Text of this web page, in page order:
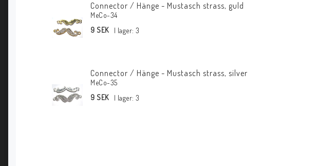
Connector / Hänge - Mustasch strass, guld
MeCo-34
9 SEK
I lager: 3
Connector / Hänge - Mustasch strass, silver
MeCo-35
9 SEK
I lager: 3